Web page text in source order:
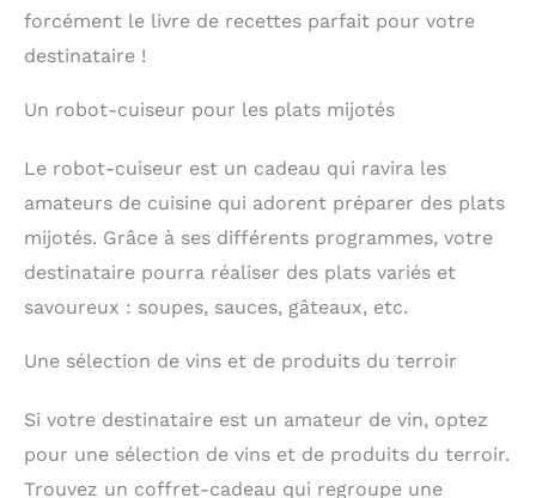
forcément le livre de recettes parfait pour votre
destinataire !
Un robot-cuiseur pour les plats mijotés
Le robot-cuiseur est un cadeau qui ravira les
amateurs de cuisine qui adorent préparer des plats
mijotés. Grâce à ses différents programmes, votre
destinataire pourra réaliser des plats variés et
savoureux : soupes, sauces, gâteaux, etc.
Une sélection de vins et de produits du terroir
Si votre destinataire est un amateur de vin, optez
pour une sélection de vins et de produits du terroir.
Trouvez un coffret-cadeau qui regroupe une